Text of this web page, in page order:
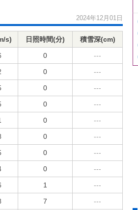
2024年12月01日
s) 日照時間(分) 積雪深(cm)
0 ---
0 ---
0 ---
0 ---
0 ---
0 ---
0 ---
0 ---
1 ---
7 ---